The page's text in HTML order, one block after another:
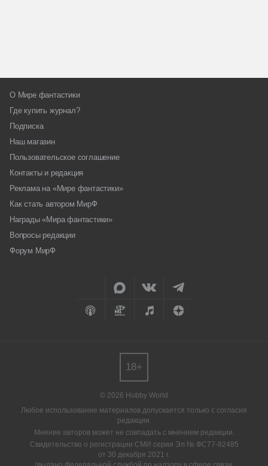
О Мире фантастики
Где купить журнал?
Подписка
Наш магазин
Пользовательское соглашение
Контакты и редакция
Реклама на «Мире фантастики»
Как стать автором МирФ
Награды «Мира фантастики»
Вопросы редакции
Форум МирФ
© 2026 Hobby World
Любое использование материалов допускается только с согласия
редакции.
Мнение авторов может не совпадать с мнением редакции.
Свидетельство о регистрации СМИ серия Эл № ФС77-82485
от 30 декабря 2021 г.
18+